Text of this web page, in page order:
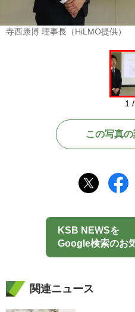
寺西康博 理事長（HiLMO提供）
1
この写真
KSB NEWSを
Google検索のお
関連ニュース